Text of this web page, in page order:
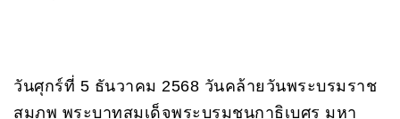
วันศุกร์ที่ 5 ธันวาคม 2568 วันคล้ายวันพระบรมราช
สมภพ พระบาทสมเด็จพระบรมชนกาธิเบศร มหา